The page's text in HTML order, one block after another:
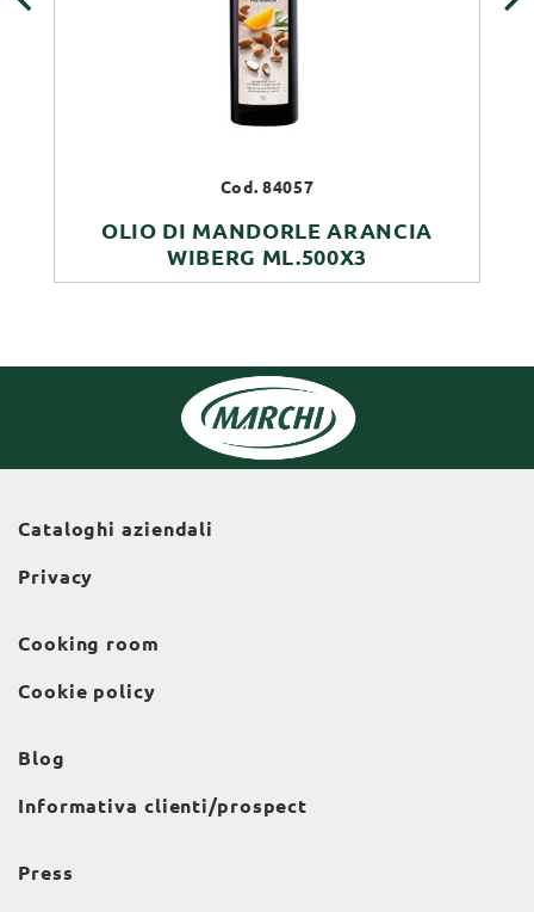
Cod. 84057
OLIO DI MANDORLE ARANCIA
WIBERG ML.500X3
Cataloghi aziendali
Privacy
Cooking room
Cookie policy
Blog
Informativa clienti/prospect
Press